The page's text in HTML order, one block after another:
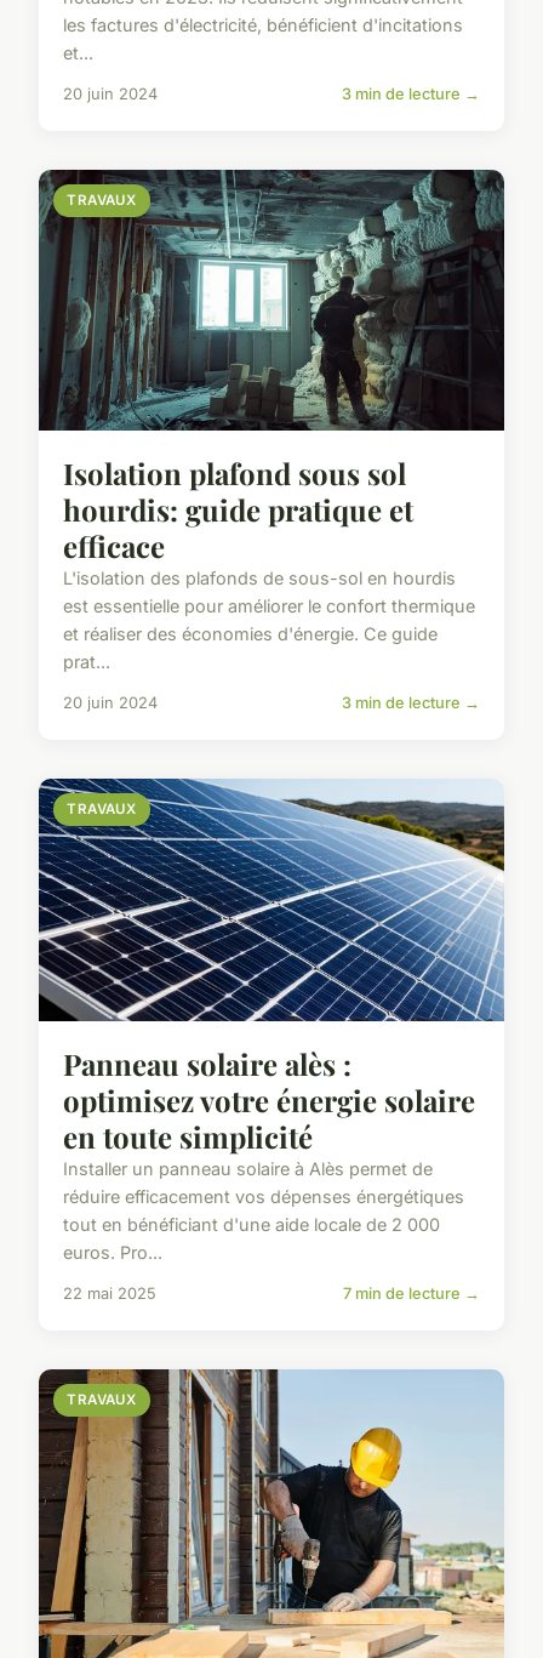
les factures d'électricité, bénéficient d'incitations
et...
20 juin 2024 3 min de lecture →
TRAVAUX
Isolation plafond sous sol
hourdis: guide pratique et
efficace
L'isolation des plafonds de sous-sol en hourdis
est essentielle pour améliorer le confort thermique
et réaliser des économies d'énergie. Ce guide
prat...
20 juin 2024 3 min de lecture →
TRAVAUX
Panneau solaire alès :
optimisez votre énergie solaire
en toute simplicité
Installer un panneau solaire à Alès permet de
réduire efficacement vos dépenses énergétiques
tout en bénéficiant d'une aide locale de 2 000
euros. Pro...
22 mai 2025 7 min de lecture →
TRAVAUX